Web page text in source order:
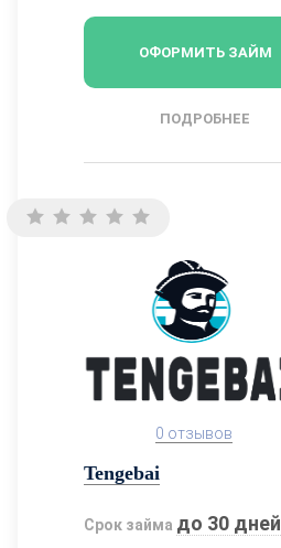
ОФОРМИТЬ ЗАЙМ
ПОДРОБНЕЕ
0 отзывов
Tengebai
Срок займа до 30 дней